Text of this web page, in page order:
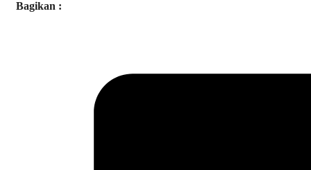
Bagikan :